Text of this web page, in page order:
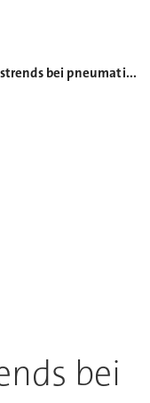
Entwicklungstrends bei pneumatischen Proportionalventilen
bei